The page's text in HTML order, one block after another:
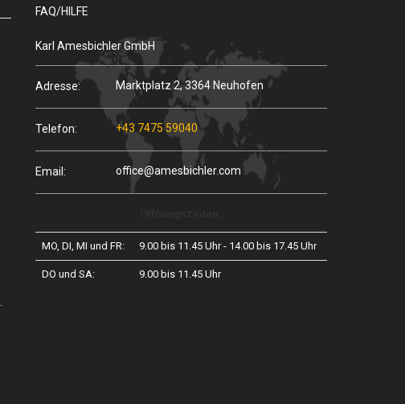
FAQ/HILFE
Karl Amesbichler GmbH
Adresse: Marktplatz 2, 3364 Neuhofen
Telefon: +43 7475 59040
Email: office@amesbichler.com
MO, DI, MI und FR: 9.00 bis 11.45 Uhr - 14.00 bis 17.45 Uhr
DO und SA: 9.00 bis 11.45 Uhr